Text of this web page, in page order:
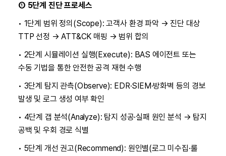
① 5단계 진단 프로세스
• 1단계 범위 정의(Scope): 고객사 환경 파악 → 진단 대상
TTP 선정 → ATT&CK 매핑 → 범위 합의
• 2단계 시뮬레이션 실행(Execute): BAS 에이전트 또는
수동 기법을 통한 안전한 공격 재현 수행
• 3단계 탐지 관측(Observe): EDR·SIEM·방화벽 등의 경보
발생 및 로그 생성 여부 확인
• 4단계 갭 분석(Analyze): 탐지 성공·실패 원인 분석 → 탐지
공백 및 우회 경로 식별
• 5단계 개선 권고(Recommend): 원인별(로그 미수집·룰